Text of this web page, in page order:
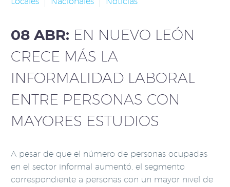
08 ABR: EN NUEVO LEÓN
CRECE MÁS LA
INFORMALIDAD LABORAL
ENTRE PERSONAS CON
MAYORES ESTUDIOS
A pesar de que el número de personas ocupadas
en el sector informal aumentó, el segmento
correspondiente a personas con un mayor nivel de